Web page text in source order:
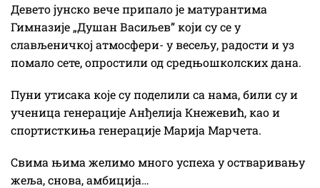
Девето јунско вече припало је матурантима
Гимназије „Душан Васиљев” који су се у
слављеничкој атмосфери- у весељу, радости и уз
помало сете, опростили од средњошколских дана.
Пуни утисака које су поделили са нама, били су и
ученица генерације Анђелија Кнежевић, као и
спортисткиња генерације Марија Марчета.
Свима њима желимо много успеха у остваривању
жеља, снова, амбиција…